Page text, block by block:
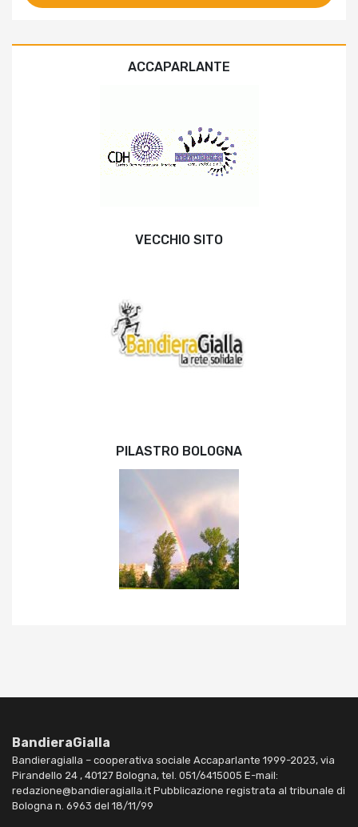
ACCAPARLANTE
VECCHIO SITO
PILASTRO BOLOGNA
BandieraGialla
Bandieragialla – cooperativa sociale Accaparlante 1999-2023, via
Pirandello 24 , 40127 Bologna, tel. 051/6415005 E-mail:
redazione@bandieragialla.it Pubblicazione registrata al tribunale di
Bologna n. 6963 del 18/11/99